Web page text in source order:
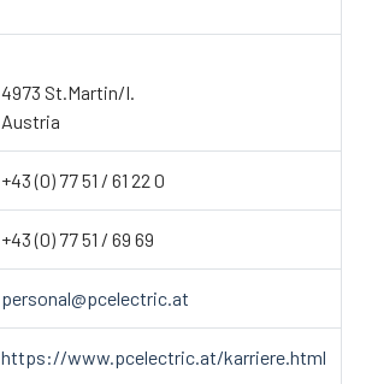
4973 St.Martin/I.
Austria
+43 (0) 77 51 / 61 22 0
+43 (0) 77 51 / 69 69
personal@pcelectric.at
https://www.pcelectric.at/karriere.html